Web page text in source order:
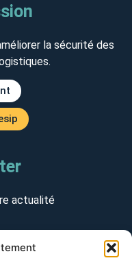
la sécurité des
actualité